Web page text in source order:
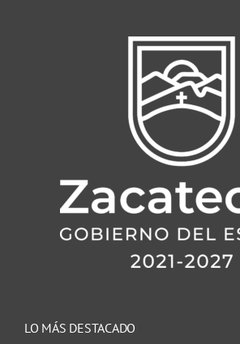
LO MÁS DESTACADO